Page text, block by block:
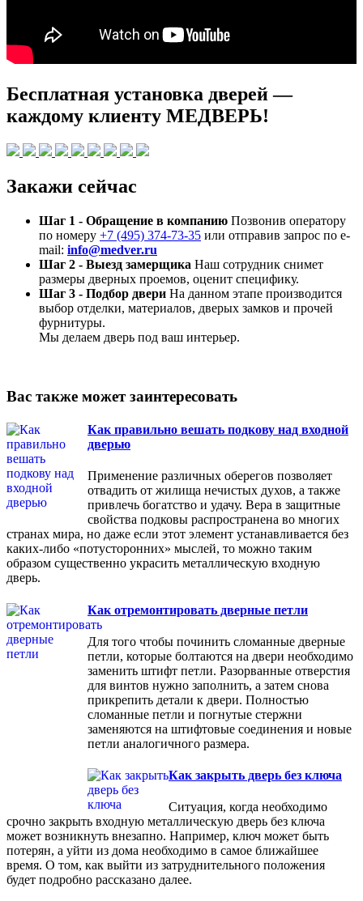
Бесплатная установка дверей —
каждому клиенту МЕДВЕРЬ!
Закажи сейчас
Шаг 1 - Обращение в компанию Позвонив оператору
по номеру +7 (495) 374-73-35 или отправив запрос по e-
mail: info@medver.ru
Шаг 2 - Выезд замерщика Наш сотрудник снимет
размеры дверных проемов, оценит специфику.
Шаг 3 - Подбор двери На данном этапе производится
выбор отделки, материалов, дверых замков и прочей
фурнитуры.
Мы делаем дверь под ваш интерьер.
Вас также может заинтересовать
Как правильно вешать подкову над входной
дверью
Применение различных оберегов позволяет
отвадить от жилища нечистых духов, а также
привлечь богатство и удачу. Вера в защитные
свойства подковы распространена во многих
странах мира, но даже если этот элемент устанавливается без
каких-либо «потусторонних» мыслей, то можно таким
образом существенно украсить металлическую входную
дверь.
Как отремонтировать дверные петли
Для того чтобы починить сломанные дверные
петли, которые болтаются на двери необходимо
заменить штифт петли. Разорванные отверстия
для винтов нужно заполнить, а затем снова
прикрепить детали к двери. Полностью
сломанные петли и погнутые стержни
заменяются на штифтовые соединения и новые
петли аналогичного размера.
Как закрыть дверь без ключа
Ситуация, когда необходимо
срочно закрыть входную металлическую дверь без ключа
может возникнуть внезапно. Например, ключ может быть
потерян, а уйти из дома необходимо в самое ближайшее
время. О том, как выйти из затруднительного положения
будет подробно рассказано далее.